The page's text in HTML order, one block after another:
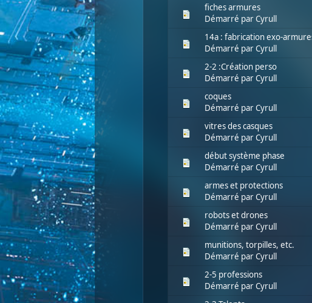
fiches armures
Démarré parCyrull
14a : fabrication exo-
Démarré parCyrull
2-2 :Création perso
Démarré parCyrull
coques
Démarré parCyrull
vitres des casques
Démarré parCyrull
début système phase
Démarré parCyrull
armes et protections
Démarré parCyrull
robots et drones
Démarré parCyrull
munitions, torpilles, etc.
Démarré parCyrull
2-5 professions
Démarré parCyrull